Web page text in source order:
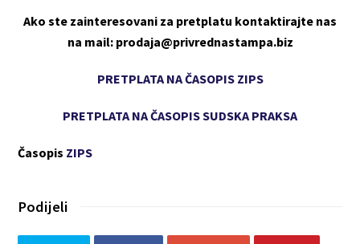
Ako ste zainteresovani za pretplatu kontaktirajte nas
na mail: prodaja@privrednastampa.biz
PRETPLATA NA ČASOPIS ZIPS
PRETPLATA NA ČASOPIS SUDSKA PRAKSA
Časopis ZIPS
Podijeli